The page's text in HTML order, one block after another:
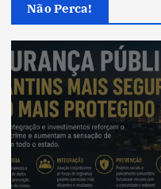
Não Perca!
Cultura